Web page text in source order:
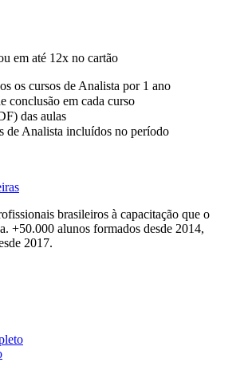
em até 12x no cartão
os cursos de Analista por 1 ano
conclusão em cada curso
das aulas
de Analista incluídos no período
brasileiros à capacitação que o
+50.000 alunos formados desde 2014,
2017.